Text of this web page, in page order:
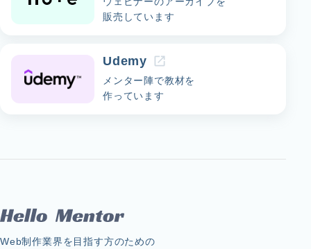
販売しています
Udemy
メンター陣で教材を
作っています
Web制作業界を目指す方のための